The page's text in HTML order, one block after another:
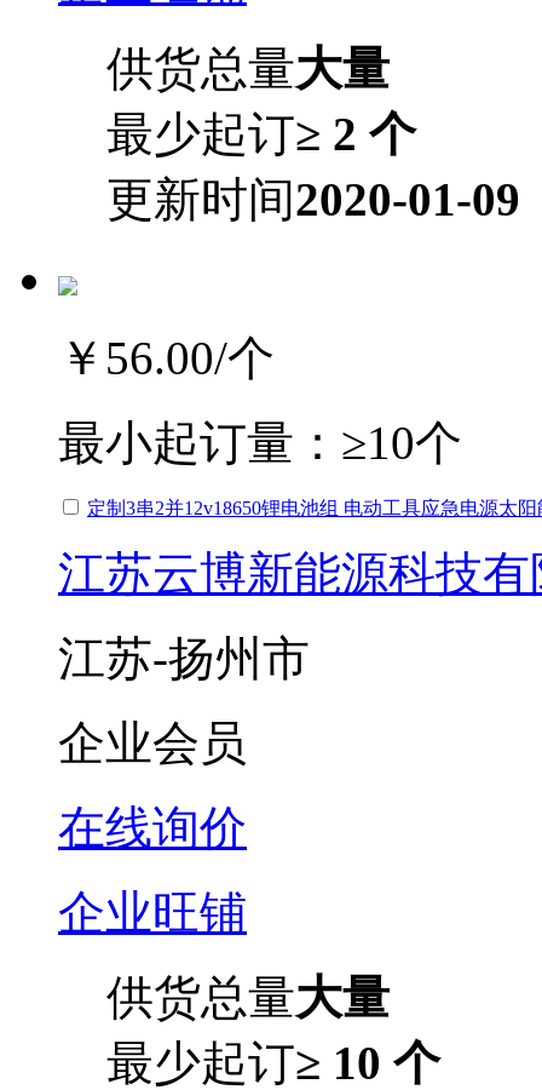
供货总量大量
最少起订≥ 2 个
更新时间2020-01-09
￥56.00/个
最小起订量： ≥10个
定制3串2并12v18650锂电池组 电动工具应急电源太
江苏云博新能源科技
江苏-扬州市
企业会员
在线询价
企业旺铺
供货总量大量
最少起订≥ 10 个